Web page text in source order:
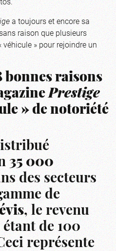
a toujours et encore sa
raison que plusieurs
» pour rejoindre un
bonnes raisons
Prestige
» de notoriété
35 000
des secteurs
de
, le revenu
de 100
représente